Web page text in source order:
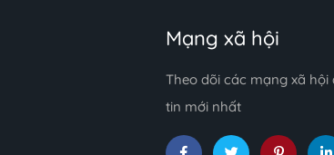
Mạng xã hội
Theo dõi các mạng xã
tin mới nhất